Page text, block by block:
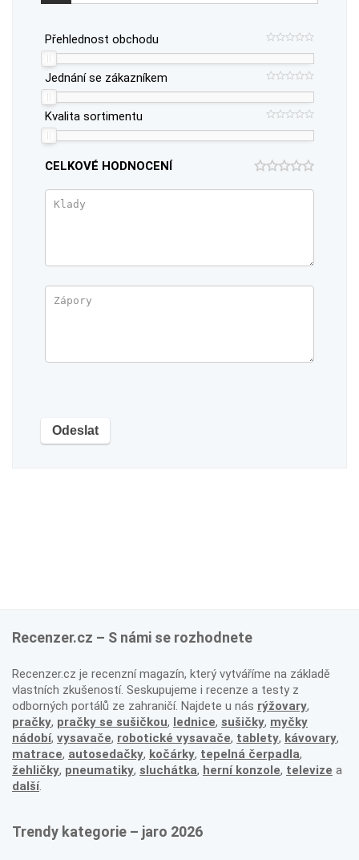
Přehlednost obchodu
Jednání se zákazníkem
Kvalita sortimentu
CELKOVÉ HODNOCENÍ
Recenzer.cz – S námi se rozhodnete
Recenzer.cz je recenzní magazín, který vytváříme na základě
vlastních zkušeností. Seskupujeme i recenze a testy z
odborných portálů ze zahraničí. Najdete u nás rýžovary,
pračky, pračky se sušičkou, lednice, sušičky, myčky
nádobí, vysavače, robotické vysavače, tablety, kávovary,
matrace, autosedačky, kočárky, tepelná čerpadla,
žehličky, pneumatiky, sluchátka, herní konzole, televize a
další.
Trendy kategorie – jaro 2026